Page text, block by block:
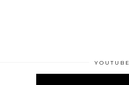
YOUTUBE